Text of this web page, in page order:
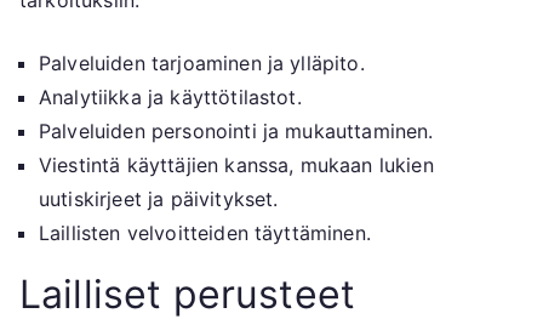
Palveluiden tarjoaminen ja ylläpito.
Analytiikka ja käyttötilastot.
Palveluiden personointi ja mukauttaminen.
Viestintä käyttäjien kanssa, mukaan lukien
uutiskirjeet ja päivitykset.
Laillisten velvoitteiden täyttäminen.
Lailliset perusteet